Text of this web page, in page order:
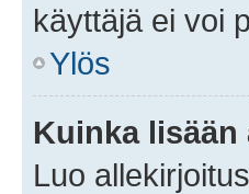
käyttäjä ei voi
Ylös
Kuinka
Luo